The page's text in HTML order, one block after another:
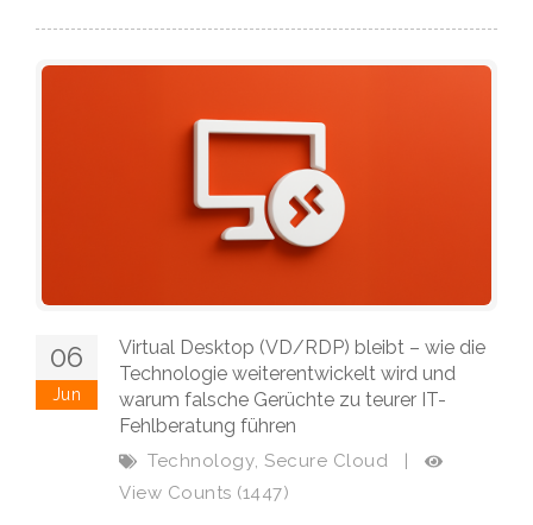
06
Jun
Virtual Desktop (VD/RDP) bleibt – wie die
Technologie weiterentwickelt wird und
warum falsche Gerüchte zu teurer IT-
Fehlberatung führen
Technology, Secure Cloud
|
View Counts (1447)